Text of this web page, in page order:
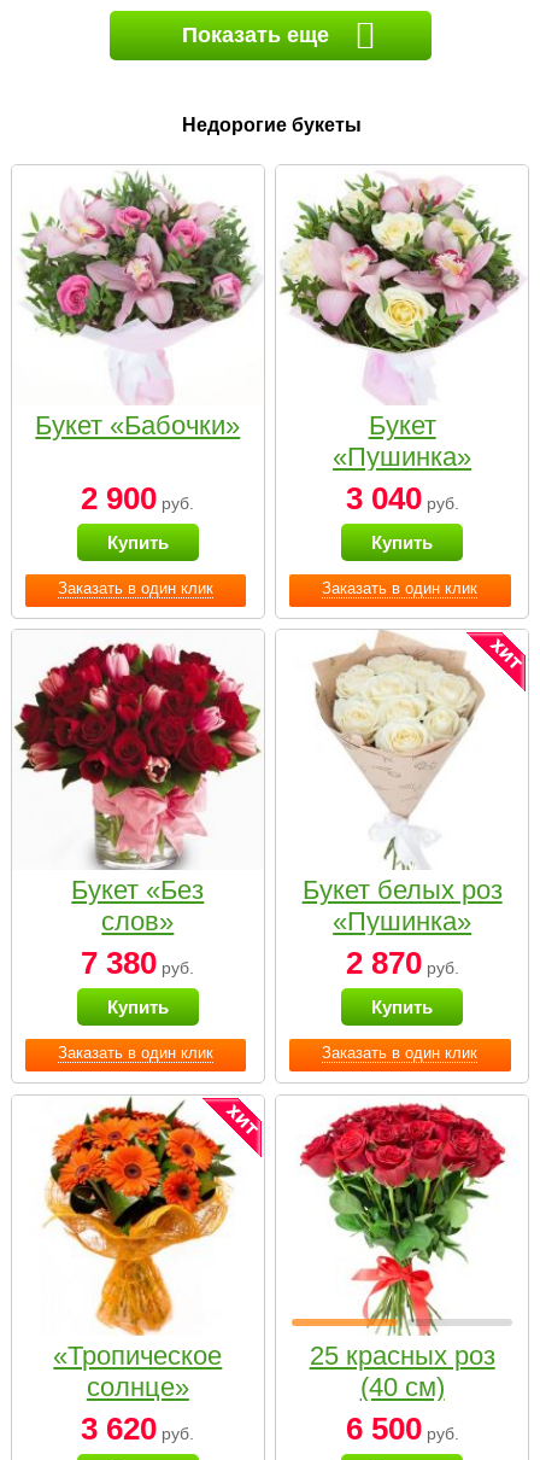
Показать еще
Недорогие букеты
Заказать в один клик
Букет «Бабочки»
2 900 руб.
Купить
Заказать в один клик
Букет
«Пушинка»
3 040руб.
Купить
Заказать в один клик
Букет «Без
слов»
7 380 руб.
Купить
Заказать в один клик
Букет белых роз
«Пушинка»
2 870руб.
Купить
«Тропическое
солнце»
3 620 руб.
25 красных роз
(40 см)
6 500руб.